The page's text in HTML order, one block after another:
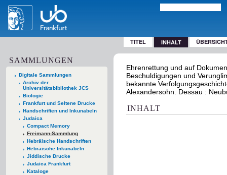
TITEL INHALT
SAMMLUNGEN
Digitale Sammlungen
Archiv der
Universitätsbibliothek JCS
Biologie
Frankfurt und Seltene Drucke
Handschriften und Inkunabeln
Judaica
Compact Memory
Freimann-Sammlung
Hebräische Handschriften
Hebräische Inkunabeln
Jiddische Drucke
Judaica Frankfurt
Kataloge
Ehrenrettung und auf
Beschuldigungen und
bekannte
Alexandersohn. Dessau :
INHALT